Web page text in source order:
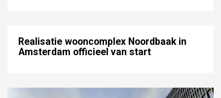
Realisatie wooncomplex Noordbaak in
Amsterdam officieel van start